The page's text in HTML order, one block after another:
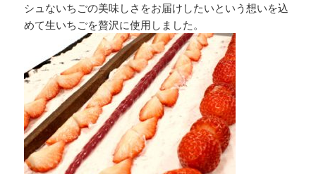
シュないちごの美味しさをお届けしたいという想いを込
めて生いちごを贅沢に使用しました。